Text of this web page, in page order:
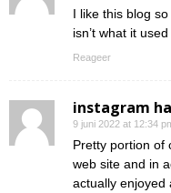
I like this blog
isn’t what it
Reageer
instagram
9 juni 2022 at 12:34
Pretty portion of
web site and in
actually enjoyed